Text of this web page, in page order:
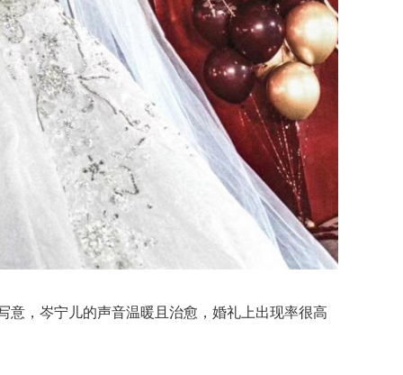
，岑宁儿的声音温暖且治愈，婚礼上出现率很高